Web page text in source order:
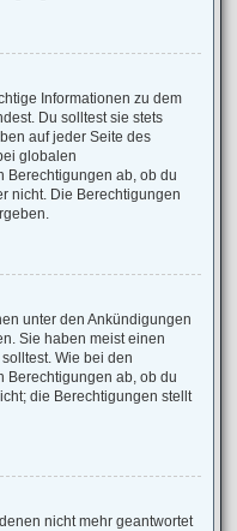
Informationen zu dem
Du solltest sie stets
auf jeder Seite des
globalen
Berechtigungen ab, ob du
nicht. Die Berechtigungen
unter den Ankündigungen
Sie haben meist einen
Wie bei den
Berechtigungen ab, ob du
die Berechtigungen stellt
nicht mehr geantwortet